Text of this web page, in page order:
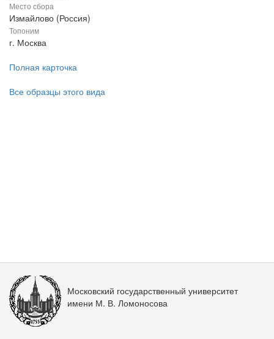
Место сбора
Измайлово (Россия)
Топоним
г. Москва
Полная карточка
Все образцы этого вида
Московский государственный университет
имени М. В. Ломоносова